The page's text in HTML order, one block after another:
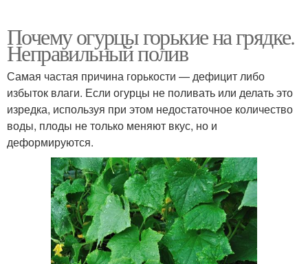
Почему огурцы горькие на грядке.
Неправильный полив
Самая частая причина горькости — дефицит либо
избыток влаги. Если огурцы не поливать или делать это
изредка, используя при этом недостаточное количество
воды, плоды не только меняют вкус, но и
деформируются.